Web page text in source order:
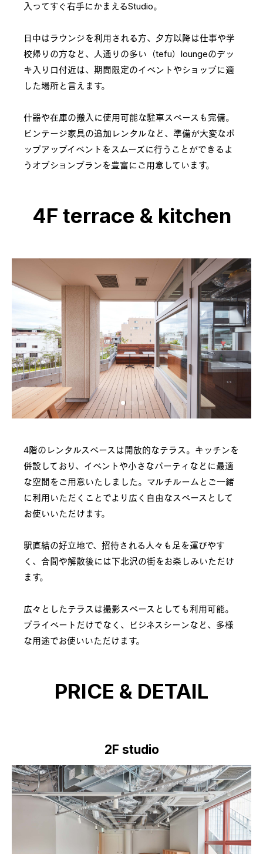
入ってすぐ右手にかまえるStudio。
日中はラウンジを利用される方、夕方以降は仕事や学
校帰りの方など、人通りの多い（tefu）loungeのデッ
キ入り口付近は、期間限定のイベントやショップに適
した場所と言えます。
什器や在庫の搬入に使用可能な駐車スペースも完備。
ビンテージ家具の追加レンタルなど、準備が大変なポ
ップアップイベントをスムーズに行うことができるよ
うオプションプランを豊富にご用意しています。
4F terrace & kitchen
4階のレンタルスペースは開放的なテラス。キッチンを
併設しており、イベントや小さなパーティなどに最適
な空間をご用意いたしました。マルチルームとご一緒
に利用いただくことでより広く自由なスペースとして
お使いいただけます。
駅直結の好立地で、招待される人々も足を運びやす
く、合間や解散後には下北沢の街をお楽しみいただけ
ます。
広々としたテラスは撮影スペースとしても利用可能。
プライベートだけでなく、ビジネスシーンなど、多様
な用途でお使いいただけます。
PRICE & DETAIL
2F studio